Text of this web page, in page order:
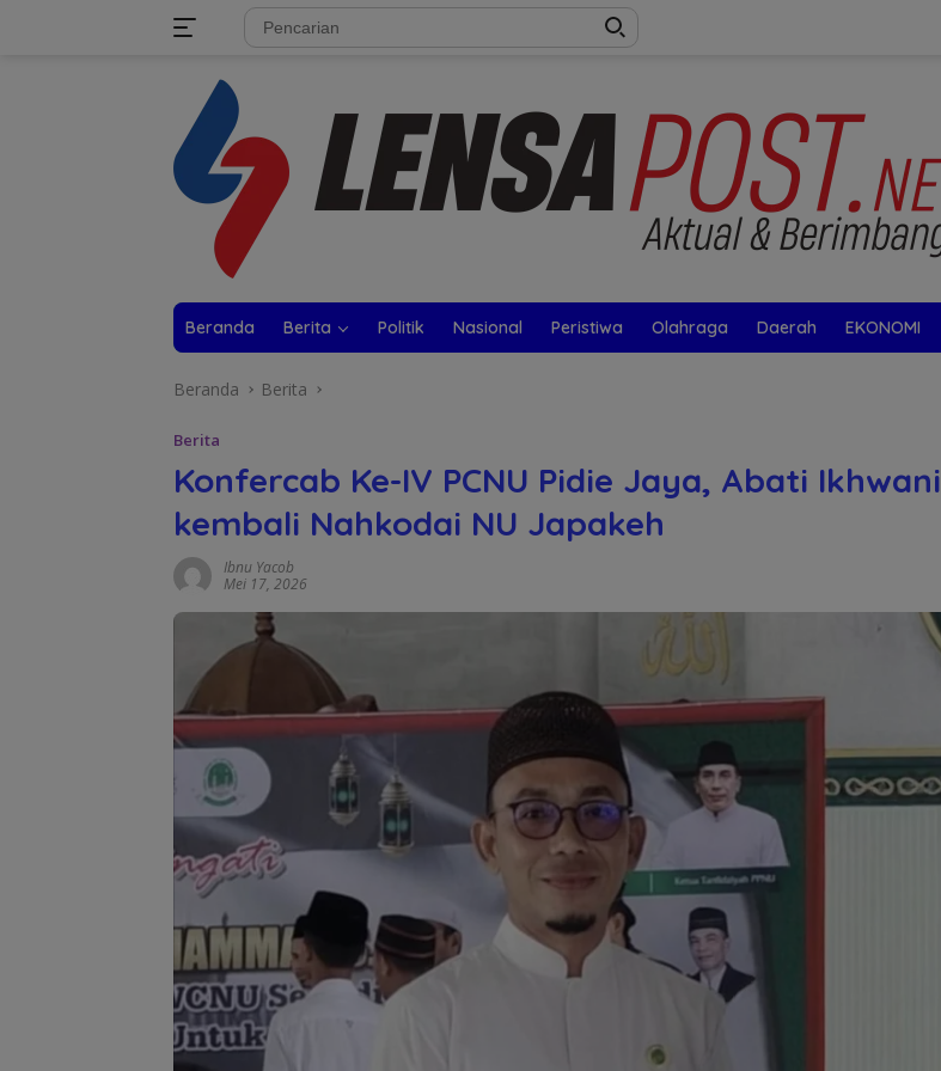
Beranda Berita Politik Nasional Peristiwa Olahraga Daerah EKONOMI
Beranda Berita
Berita
Konfercab Ke-IV PCNU Pidie Jaya, Abati Ikhwani
kembali Nahkodai NU Japakeh
Ibnu Yacob
Mei 17, 2026